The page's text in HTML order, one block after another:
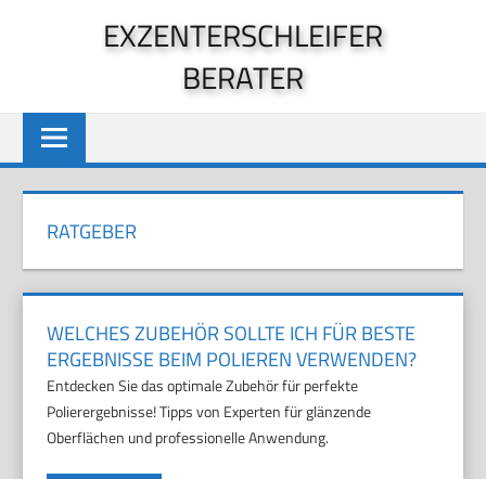
EXZENTERSCHLEIFER
BERATER
RATGEBER
WELCHES ZUBEHÖR SOLLTE ICH FÜR BESTE
ERGEBNISSE BEIM POLIEREN VERWENDEN?
Entdecken Sie das optimale Zubehör für perfekte
Polierergebnisse! Tipps von Experten für glänzende
Oberflächen und professionelle Anwendung.